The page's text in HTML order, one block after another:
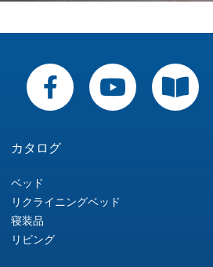
カタログ
ベッド
リクライニングベッド
寝装品
リビング